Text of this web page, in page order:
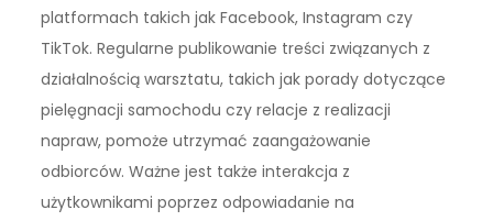
platformach takich jak Facebook, Instagram czy
TikTok. Regularne publikowanie treści związanych z
działalnością warsztatu, takich jak porady dotyczące
pielęgnacji samochodu czy relacje z realizacji
napraw, pomoże utrzymać zaangażowanie
odbiorców. Ważne jest także interakcja z
użytkownikami poprzez odpowiadanie na